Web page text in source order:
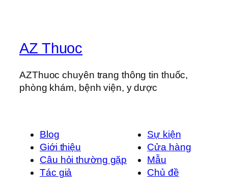
AZ Thuoc
AZThuoc chuyên trang thông tin thuốc,
phòng khám, bệnh viện, y dược
Blog
Giới thiệu
Câu hỏi thường gặp
Tác giả
Sự kiện
Cửa hàng
Mẫu
Chủ đề